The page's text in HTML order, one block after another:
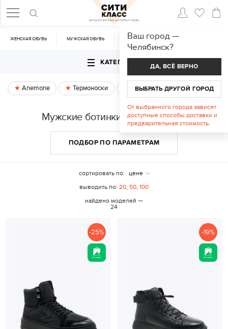
ЖЕНСКАЯ ОБУВЬ МУЖСКАЯ ОБУВЬ CУМКИ
КАТЕГОРИИ
Anemone Термоноски Спецпредложение
Мужские ботинки в Челябинске
ПОДБОР ПО ПАРАМЕТРАМ
сортировать по:
цене
выводить по: 20, 50, 100
найдено моделей —
24
-25% -19%
Ваш город —
Челябинск?
ДА, ВСЁ ВЕРНО
ВЫБРАТЬ ДРУГОЙ ГОРОД
От выбранного города зависят
доступные способы доставки и
предварительная стоимость.